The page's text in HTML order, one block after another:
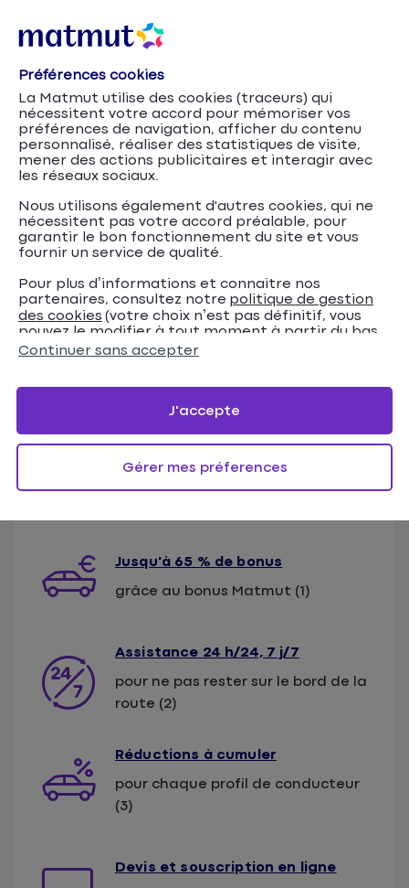
Assurance Ford
Assurez votre véhicule Ford et profitez de nos
auto.
Nous contacter
Jusqu'à 65 % de bonus
grâce au bonus Matmut (1)
Assistance 24 h/24, 7 j/7
pour ne pas rester sur le bord de la
route (2)
Réductions à cumuler
pour chaque profil de conducteur
(3)
Devis et souscription en ligne
Préférences cookies
La Matmut utilise des cookies (traceurs) qui
nécessitent votre accord pour mémoriser vos
préférences de navigation, afficher du contenu
personnalisé, réaliser des statistiques de visite,
mener des actions publicitaires et interagir avec
les réseaux sociaux.
Nous utilisons également d'autres cookies, qui ne
nécessitent pas votre accord préalable, pour
garantir le bon fonctionnement du site et vous
fournir un service de qualité.
Pour plus d’informations et connaitre nos
partenaires, consultez notre politique de gestion
des cookies (votre choix n’est pas définitif, vous
pouvez le modifier à tout moment à partir du bas
de page de notre site).
Continuer sans accepter
Gérer mes préferences
J'accepte